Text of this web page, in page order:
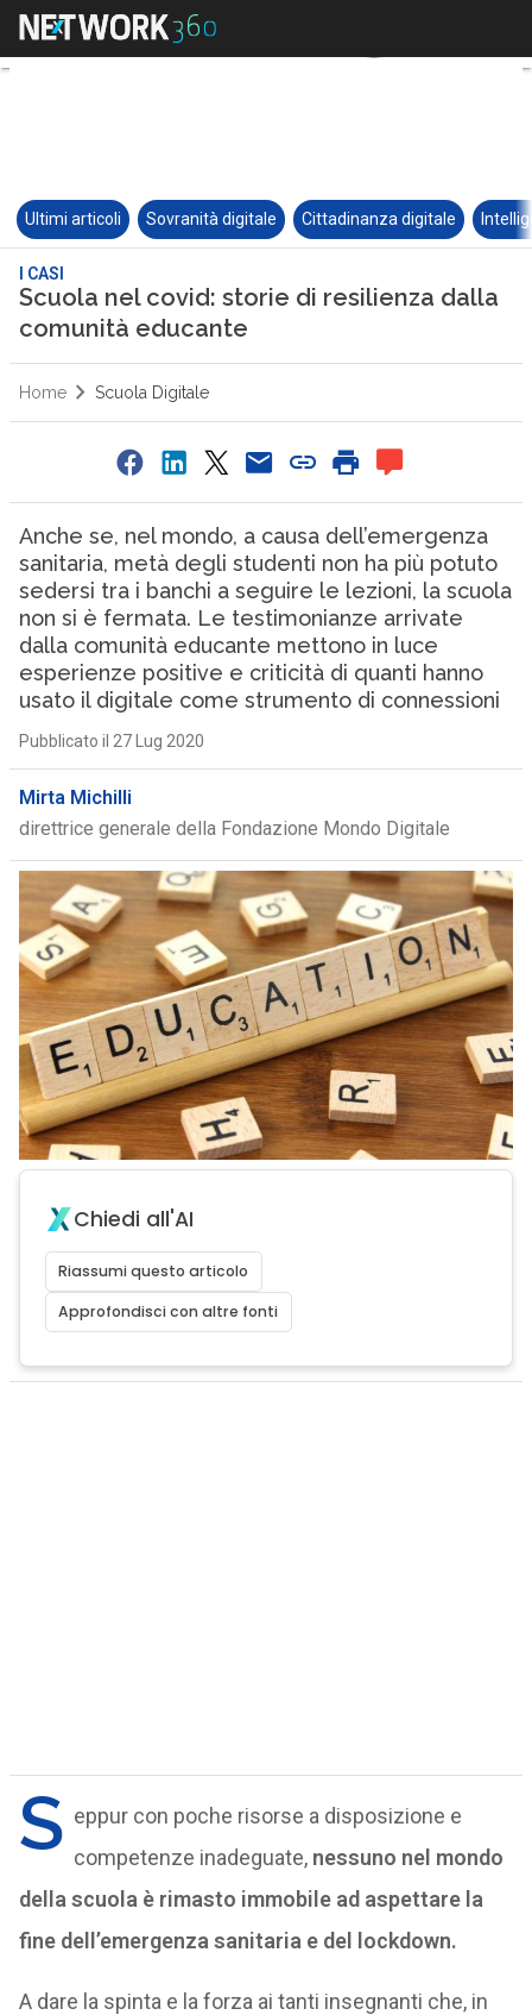
Ultimi articoli Sovranità digitale Cittadinanza digitale
I CASI
Scuola nel covid: storie di resilienza dalla
comunità educante
Home Scuola Digitale
Anche se, nel mondo, a causa dell’emergenza
sanitaria, metà degli studenti non ha più potuto
sedersi tra i banchi a seguire le lezioni, la scuola
non si è fermata. Le testimonianze arrivate
dalla comunità educante mettono in luce
esperienze positive e criticità di quanti hanno
usato il digitale come strumento di connessioni
Pubblicato il 27 Lug 2020
Mirta Michilli
direttrice generale della Fondazione Mondo Digitale
Chiedi all'AI
Riassumi questo articolo
Approfondisci con altre fonti
S eppur con poche risorse a disposizione e
competenze inadeguate,nessuno nel mondo
della scuola è rimasto immobile ad aspettare la
fine dell’emergenza sanitaria e del lockdown.
A dare la spinta e la forza ai tanti insegnanti che, in